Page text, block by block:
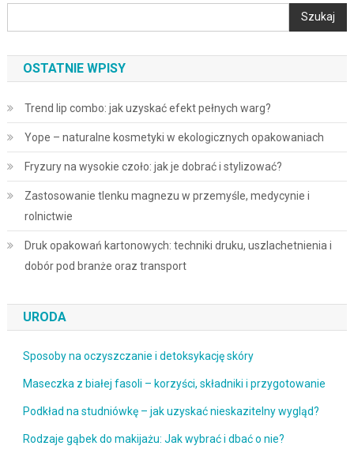
Szukaj
OSTATNIE WPISY
Trend lip combo: jak uzyskać efekt pełnych warg?
Yope – naturalne kosmetyki w ekologicznych opakowaniach
Fryzury na wysokie czoło: jak je dobrać i stylizować?
Zastosowanie tlenku magnezu w przemyśle, medycynie i
rolnictwie
Druk opakowań kartonowych: techniki druku, uszlachetnienia i
dobór pod branże oraz transport
URODA
Sposoby na oczyszczanie i detoksykację skóry
Maseczka z białej fasoli – korzyści, składniki i przygotowanie
Podkład na studniówkę – jak uzyskać nieskazitelny wygląd?
Rodzaje gąbek do makijażu: Jak wybrać i dbać o nie?